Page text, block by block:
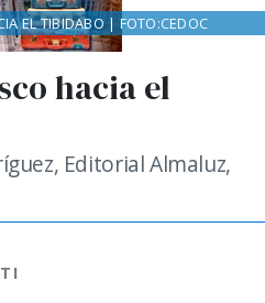
hacia el
Editorial Almaluz,
EL TIBIDABO | FOTO:CEDOC